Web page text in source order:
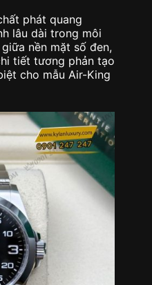
phát quang
lâu dài trong môi
nền mặt số đen,
tiết tương phản tạo
cho mẫu Air-King